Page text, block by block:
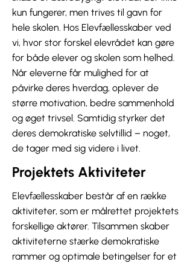
kun fungerer, men trives til gavn for
hele skolen. Hos Elevfællesskaber ved
vi, hvor stor forskel elevrådet kan gøre
for både elever og skolen som helhed.
Når eleverne får mulighed for at
påvirke deres hverdag, oplever de
større motivation, bedre sammenhold
og øget trivsel. Samtidig styrker det
deres demokratiske selvtillid – noget,
de tager med sig videre i livet.
Projektets Aktiviteter
Elevfællesskaber består af en række
aktiviteter, som er målrettet projektets
forskellige aktører. Tilsammen skaber
aktiviteterne stærke demokratiske
rammer og optimale betingelser for et